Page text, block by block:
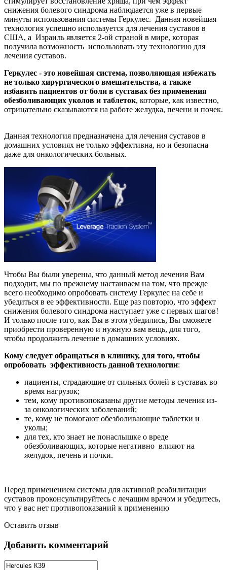
снижения болевого синдрома наблюдается уже в первые
минуты использования системы Геркулес. Данная новейшая
технология успешно используется для лечения суставов в
США, а Израиль является 2-ой страной в мире, которая
получила возможность использовать эту технологию для
лечения суставов.
Геркулес - это новейшая система, позволяющая избежать
не только хирургического вмешательства, a также
избавить пациентов от боли в суставах без применения
обезболивающих уколов и таблеток, которые, как известно,
отрицательно сказываются на работе желудка, печени и почек.
Данная технология предназначена для лечения суставов в
домашних условиях не только эффективна, но и безопасна
даже для онкологических больных.
Чтобы Вы были уверены, что данный метод лечения Вам
подходит, мы по прежнему настаиваем на том, что прежде
всего необходимо опробовать систему Геркулес на себе и
убедиться в ее эффективности. Еще раз повторю, что эффект
снижения болевого синдрома наступает уже с первых шагов!
И только после того, как Вы в этом убедились, Вы сможете
приобрести проверенную и нужную вам вещь, для того,
чтобы продолжить лечение в домашних условиях.
Кому следует обращаться в клинику, для того, чтобы
опробовать эффективность данной технологии:
пациенты, страдающие от сильных болей в суставах во
время нагрузок;
тем, кому противопоказаны другие методы лечения из-
за онкологических заболеваний;
те, кому не помогают обезболивающие таблетки и
уколы;
для тех, кто знает не понаслышке о вреде
обезболивающих, которые негативно влияют на
желудок, печень и почки.
Перед применением системы для активной реабилитации
суставов проконсультируйтесь с лечащим врачом и убедитесь,
что у вас нет противопоказаний к применению
Оставить отзыв
Добавить комментарий